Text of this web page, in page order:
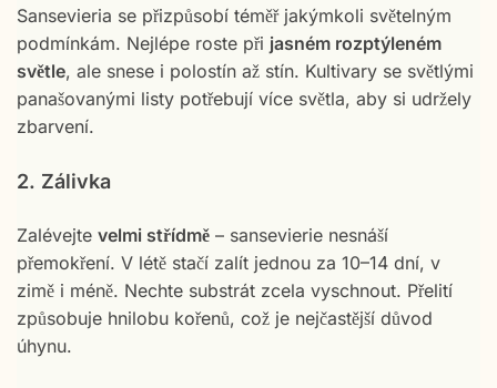
Sansevieria se přizpůsobí téměř jakýmkoli světelným
podmínkám. Nejlépe roste při jasném rozptýleném
světle, ale snese i polostín až stín. Kultivary se světlými
panašovanými listy potřebují více světla, aby si udržely
zbarvení.
2. Zálivka
Zalévejte velmi střídmě – sansevierie nesnáší
přemokření. V létě stačí zalít jednou za 10–14 dní, v
zimě i méně. Nechte substrát zcela vyschnout. Přelití
způsobuje hnilobu kořenů, což je nejčastější důvod
úhynu.